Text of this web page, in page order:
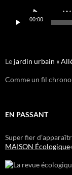
00:00
Le jardin urbain «
Comme un fil
EN PASSANT
Super fier
MAISON Écologique